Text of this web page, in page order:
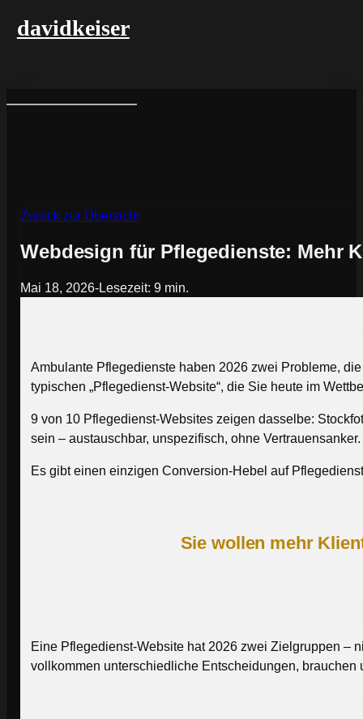
davidkeiser
Zurück zur Übersicht
Webdesign für Pflegedienste: Mehr
Mai 18, 2026-Lesezeit: 9 min.
Ambulante Pflegedienste haben 2026 zwei Probleme,
typischen „Pflegedienst-Website“, die Sie heute im
9 von 10 Pflegedienst-Websites zeigen dasselbe:
sein – austauschbar, unspezifisch, ohne
Es gibt einen einzigen Conversion-Hebel auf
Sie wollen mehr
Eine Pflegedienst-Website hat 2026 zwei Zielgruppen –
vollkommen unterschiedliche Entscheidungen,